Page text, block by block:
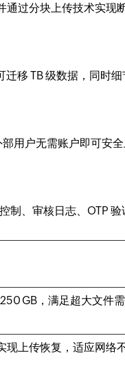
过分块上传技术实现
移 TB 级数据，同时细
用户无需账户即可安全
、审核日志、OTP 验
GB，满足超大文件
现上传恢复，适应网络